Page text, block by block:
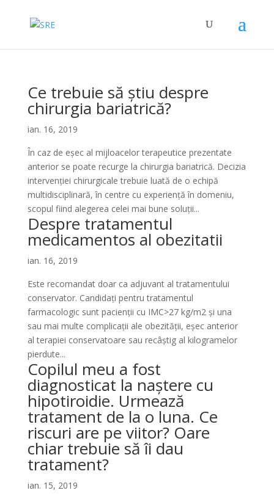
Ce trebuie să știu despre
chirurgia bariatrică?
ian. 16, 2019
În caz de eșec al mijloacelor terapeutice prezentate
anterior se poate recurge la chirurgia bariatrică. Decizia
intervenției chirurgicale trebuie luată de o echipă
multidisciplinară, în centre cu experiență în domeniu,
scopul fiind alegerea celei mai bune soluţii...
Despre tratamentul
medicamentos al obezitatii
ian. 16, 2019
Este recomandat doar ca adjuvant al tratamentului
conservator. Candidați pentru tratamentul
farmacologic sunt pacienții cu IMC>27 kg/m2 și una
sau mai multe complicații ale obezității, eșec anterior
al terapiei conservatoare sau recâștig al kilogramelor
pierdute...
Copilul meu a fost
diagnosticat la naștere cu
hipotiroidie. Urmează
tratament de la o luna. Ce
riscuri are pe viitor? Oare
chiar trebuie să îi dau
tratament?
ian. 15, 2019